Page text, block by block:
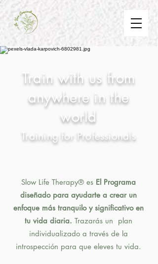
Train with us from
anywhere in the
world
Training for Professionals
Slow Life Therapy® es El Programa
diseñado para ayudarte a crear un
enfoque más tranquilo y significativo en
tu vida diaria. Trazarás un plan
individualizado a través de la
introspección para que eleves tu vida.